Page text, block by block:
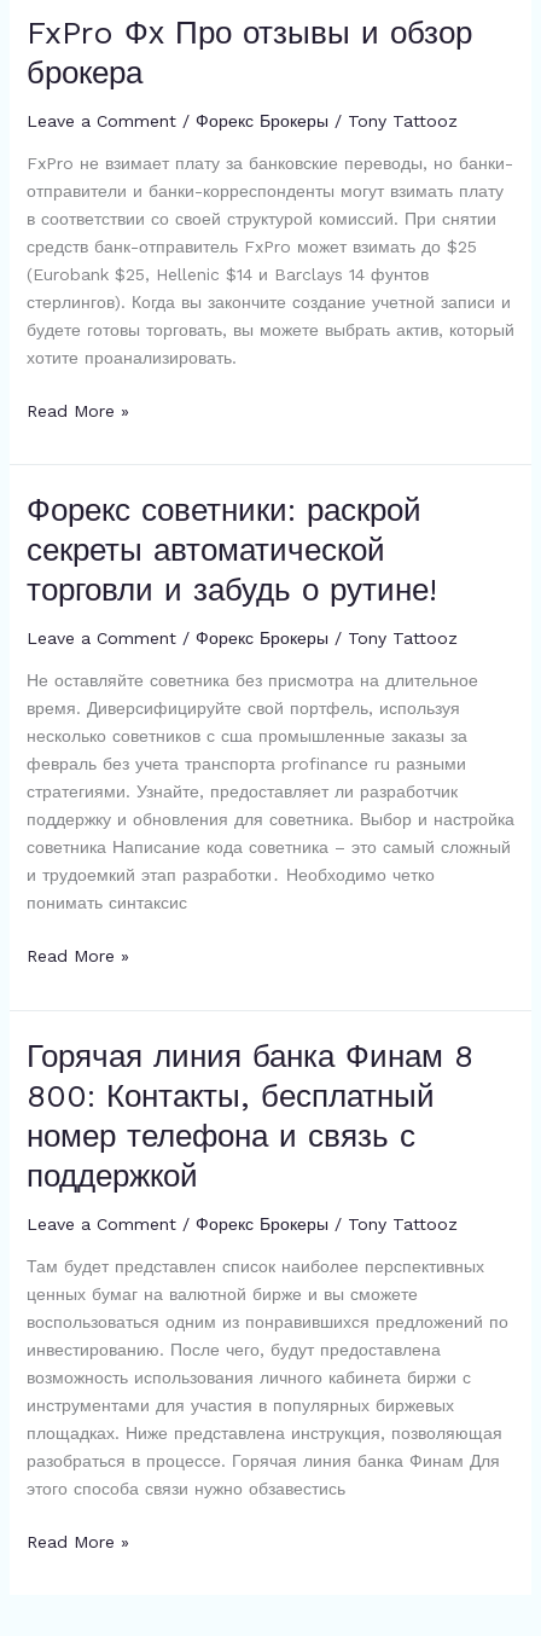
Trading
platforms
Real
comparison
FxPro Фх Про отзывы и обзор
брокера
Leave a Comment / Форекс Брокеры / Tony Tattooz
FxPro не взимает плату за банковские переводы, но банки-
отправители и банки-корреспонденты могут взимать плату
в соответствии со своей структурой комиссий. При снятии
средств банк-отправитель FxPro может взимать до $25
(Eurobank $25, Hellenic $14 и Barclays 14 фунтов
стерлингов). Когда вы закончите создание учетной записи и
будете готовы торговать, вы можете выбрать актив, который
хотите проанализировать.
FxPro
Про
и
обзор
Read More »
Форекс советники: раскрой
секреты автоматической
торговли и забудь о рутине!
Leave a Comment / Форекс Брокеры / Tony Tattooz
Не оставляйте советника без присмотра на длительное
время. Диверсифицируйте свой портфель, используя
несколько советников с сша промышленные заказы за
февраль без учета транспорта profinance ru разными
стратегиями. Узнайте, предоставляет ли разработчик
поддержку и обновления для советника. Выбор и настройка
советника Написание кода советника – это самый сложный
и трудоемкий этап разработки․ Необходимо четко
понимать синтаксис
Форекс
раскрой
автоматической
торговли
забудь
о
Read More »
Горячая линия банка Финам 8
800: Контакты, бесплатный
номер телефона и связь с
поддержкой
Leave a Comment / Форекс Брокеры / Tony Tattooz
Там будет представлен список наиболее перспективных
ценных бумаг на валютной бирже и вы сможете
воспользоваться одним из понравившихся предложений по
инвестированию. После чего, будут предоставлена
возможность использования личного кабинета биржи с
инструментами для участия в популярных биржевых
площадках. Ниже представлена инструкция, позволяющая
разобраться в процессе. Горячая линия банка Финам Для
этого способа связи нужно обзавестись
Горячая
Read More »